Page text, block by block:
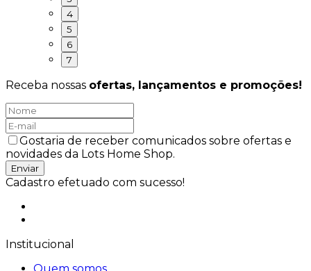
4
5
6
7
Receba nossas ofertas, lançamentos e promoções!
Gostaria de receber comunicados sobre ofertas e
novidades da Lots Home Shop.
Enviar
Cadastro efetuado com sucesso!
Institucional